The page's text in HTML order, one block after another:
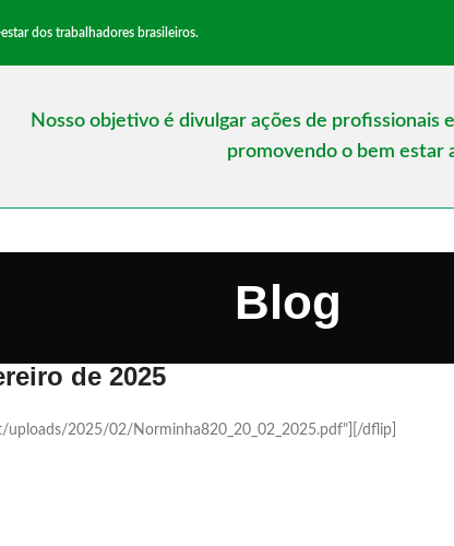
dos trabalhadores brasileiros.
Nosso objetivo é divulgar ações de profissionais
promovendo o bem estar
Blog
de 2025
2025/02/Norminha820_20_02_2025.pdf"][/dflip]